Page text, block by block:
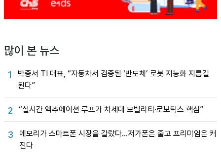
많이 본 뉴스
1
박중서 TI 대표, “자동차서 검증된 ‘반도체’ 로봇 지능화 지름길
된다”
2 “실시간 액추에이션 루프가 차세대 모빌리티·로보틱스 핵심”
3
메모리가 스마트폰 시장을 갈랐다…저가폰은 줄고 프리미엄은 커
진다